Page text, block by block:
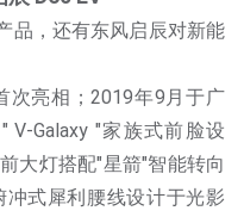
品，还有东风启辰对新能
次亮相；2019年9月于广
V-Galaxy "家族式前脸设
大灯搭配"星箭"智能转向
冲式犀利腰线设计于光影